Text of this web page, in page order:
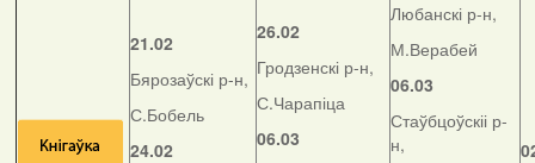
21.02
Бярозаўскі р-н,
С.Бобель
24.02
26.02
Гродзенскі р-н,
С.Чарапіца
06.03
Любанскі р-н,
М.Верабей
06.03
Стаўбцоўскіі р-
н,